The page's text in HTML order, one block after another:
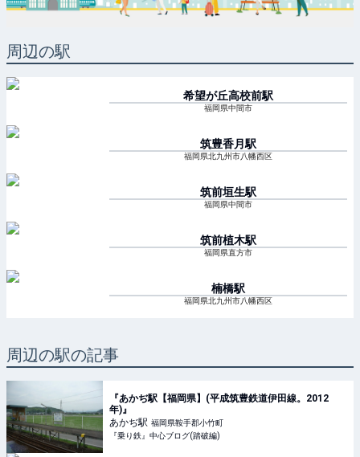
周辺の駅
希望が丘高校前駅
福岡県中間市
筑豊香月 駅
福岡県北九州市八幡西区
筑前垣生駅
福岡県中間市
筑前植木駅
福岡県直方市
楠橋駅
福岡県北九州市八幡西区
周辺の駅の記事
『あかぢ駅【福岡県】(平成筑豊鉄道伊田線。2012
年)』
あかぢ駅 福岡県鞍手郡小竹町
『乗り鉄』中心ブログ(踏破編)